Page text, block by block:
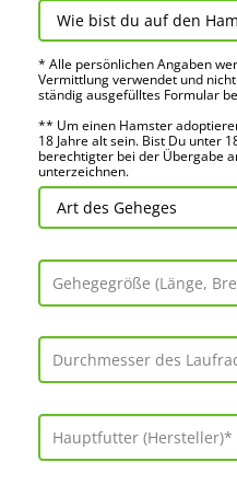
* Alle persön­lichen Angaben
Vermitt­lung verwendet und
ständig ausge­fülltes Formular
** Um einen Hamster
18 Jahre alt sein. Bist Du unter
berechtigter bei der Über­gabe
unter­zeichnen.